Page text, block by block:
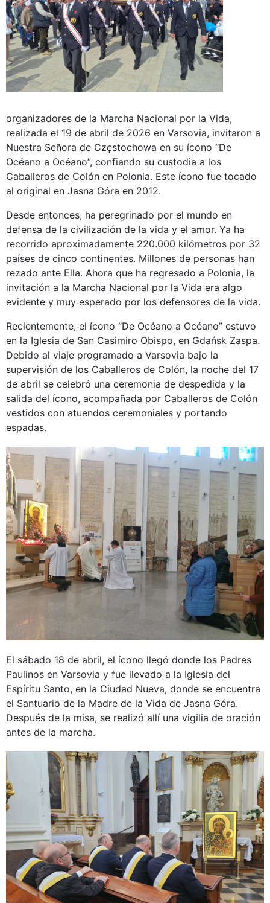
organizadores de la Marcha Nacional por la Vida,
realizada el 19 de abril de 2026 en Varsovia, invitaron a
Nuestra Señora de Częstochowa en su ícono “De
Océano a Océano”, confiando su custodia a los
Caballeros de Colón en Polonia. Este ícono fue tocado
al original en Jasna Góra en 2012.
Desde entonces, ha peregrinado por el mundo en
defensa de la civilización de la vida y el amor. Ya ha
recorrido aproximadamente 220.000 kilómetros por 32
países de cinco continentes. Millones de personas han
rezado ante Ella. Ahora que ha regresado a Polonia, la
invitación a la Marcha Nacional por la Vida era algo
evidente y muy esperado por los defensores de la vida.
Recientemente, el ícono “De Océano a Océano” estuvo
en la Iglesia de San Casimiro Obispo, en Gdańsk Zaspa.
Debido al viaje programado a Varsovia bajo la
supervisión de los Caballeros de Colón, la noche del 17
de abril se celebró una ceremonia de despedida y la
salida del ícono, acompañada por Caballeros de Colón
vestidos con atuendos ceremoniales y portando
espadas.
El sábado 18 de abril, el ícono llegó donde los Padres
Paulinos en Varsovia y fue llevado a la Iglesia del
Espíritu Santo, en la Ciudad Nueva, donde se encuentra
el Santuario de la Madre de la Vida de Jasna Góra.
Después de la misa, se realizó allí una vigilia de oración
antes de la marcha.